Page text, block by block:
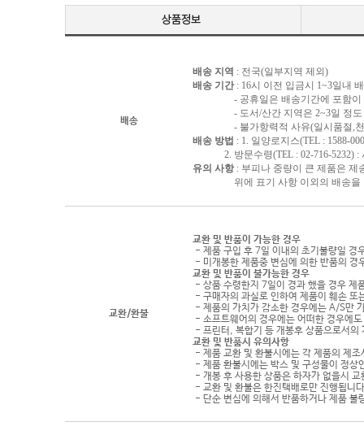
배송
배송 지역 : 전국(일부지역 제외)
배송 기간 : 16시 이전 입금시 1~3일내
- 공휴일은 배송기간에 포함이
- 도서/산간 지역은 2~3일 정도
- 불가항력적 사유(일시품절,천재
배송 방법 : 1. 일양로지스(TEL : 1588-
2. 방문수령(TEL : 02-716-5232) :
유의 사항: 부피나 중량이 큰 제품은 제
위에 표기 사항 이외의 배송을 원
교환/환불
교환 및 반품이 가능한 경우
- 제품 구입 후 7일 이내의 초기불량일 경
- 미개봉한 제품중 변심에 의한 반품의 경
교환 및 반품이 불가능한 경우
- 상품 수령한지 7일이 경과 했을 경우 제
- 구매자의 과실로 인하여 제품이 훼손 또
- 제품의 가치가 감소한 경우에는 A/S만
- 소프트웨어의 경우에는 어떠한 경우에
- 프린터, 복합기 등 개봉후 상품으로서의
교환 및 반품시 유의사항
- 제품 교환 및 환불시에는 각 제품의 제
- 제품 환불시에는 박스 및 구성물이 정상
- 개봉 후 사용한 상품은 하자가 없을시
- 교환 및 환불은 한진택배로만 진행됩니
- 단순 변심에 의해서 반품하거나 제품